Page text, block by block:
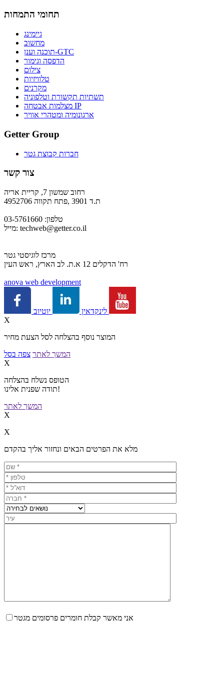
תחומי התמחות
גיימינג
מחשוב
תוכנה וענן-GTC
הדפסה וגימור
צילום
טלוויזיות
מקרנים
תשתיות תקשורת וטלפוניה
מצלמות אבטחה IP
ארגונומיה ומטהרי אוויר
Getter Group
חברות קבוצת גטר
צור קשר
רחוב שמשון 7, קריית אריה
ת.ד 3901 ,פתח תקווה 4952706
טלפון: 03-5761660
מייל: techweb@getter.co.il
מרכז לוגיסטי גטר
רח' הדקלים 12 א.ת. לב הארץ, ראש העין
anova web development
לינקדאין
X
המוצר נוסף בהצלחה לסל הצעת מחיר
המשך לאתר צפה בסל
X
הטופס נשלח בהצלחה
תודה שפנית אלינו!
המשך לאתר
X
X
מלא את הפרטים הבאים ונחזור אליך בהקדם
אני מאשר קבלת חומרים פרסומים מגטר